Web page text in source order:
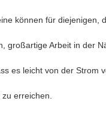
können für diejenigen,
großartige Arbeit in der
es leicht von der Strom
erreichen.